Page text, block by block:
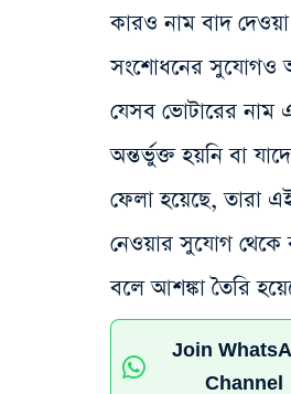
কারও নাম বাদ
সংশোধনের সুযোগও
যেসব ভোটারের নাম
অন্তর্ভুক্ত হয়নি বা
ফেলা হয়েছে, তারা
নেওয়ার সুযোগ থেকে
বলে আশঙ্কা তৈরি
Join
Channel